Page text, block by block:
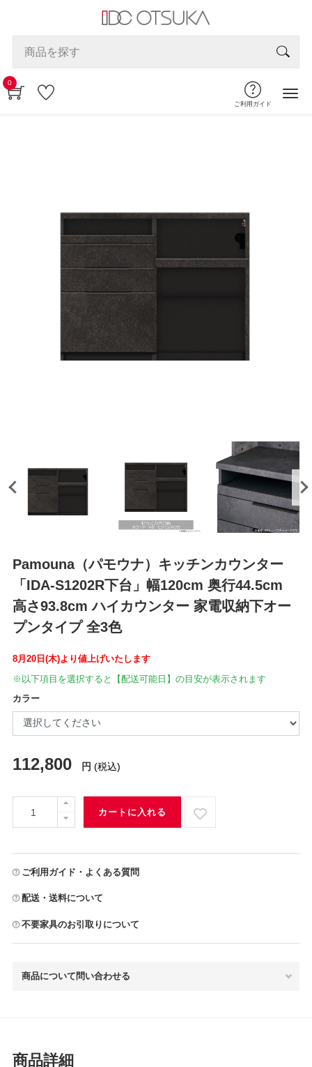
0
ご利用ガイド
Pamouna（パモウナ）キッチンカウンター
「IDA-S1202R下台」幅120cm 奥行44.5cm
高さ93.8cm ハイカウンター 家電収納下オー
プンタイプ 全3色
8月20日(木)より値上げいたします
※以下項目を選択すると【配送可能日】の目安が表示されます
カラー
112,800 円 (税込)
カートに入れる
ご利用ガイド・よくある質問
配送・送料について
不要家具のお引取りについて
商品について問い合わせる
商品詳細